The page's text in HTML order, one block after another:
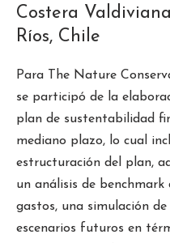
Costera
Ríos, Chile
Para The Nature
se participó de la
plan de sustentabilidad
mediano plazo, lo cual
estructuración del plan,
un análisis de benchmark
gastos, una simulación de
escenarios futuros en